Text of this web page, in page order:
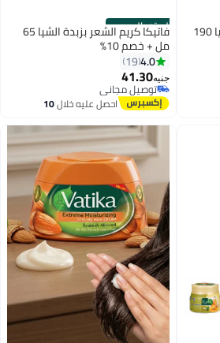
فاتيكا كريم الشعر بزبدة الشيا 190 الستور الرسمي فاتيكا كريم الشعر بزبدة الشيا 65
مل + خصم 10%
4.0
19
جنيه41.30
توصيل مجاني
توصيل مجانياحصل عليه خلال10